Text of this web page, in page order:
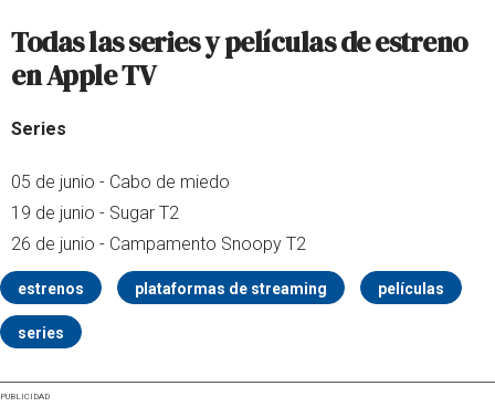
Todas las series y películas de estreno
en Apple TV
Series
05 de junio - Cabo de miedo
19 de junio - Sugar T2
26 de junio - Campamento Snoopy T2
estrenos plataformas de streaming películas
series
PUBLICIDAD